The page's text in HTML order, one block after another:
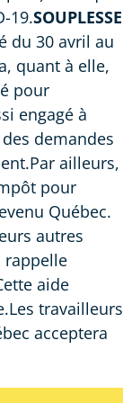
19.SOUPLESSE
du 30 avril au
quant à elle,
pour
engagé à
demandes
ailleurs,
pour
Québec.
autres
rappelle
aide
travailleurs
acceptera